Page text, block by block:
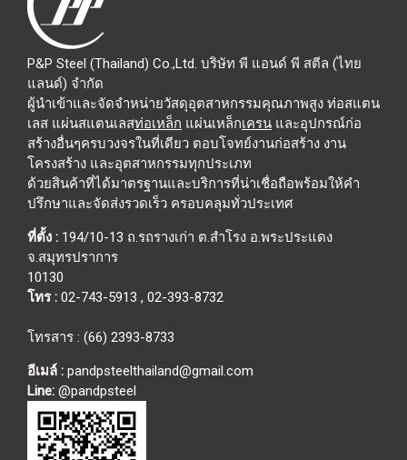
P&P Steel (Thailand) Co.,Ltd. บริษัท พี แอนด์ พี สตีล (ไทย
แลนด์) จำกัด
ผู้นำเข้าและจัดจำหน่ายวัสดุอุตสาหกรรมคุณภาพสูง ท่อสแตน
เลส แผ่นสแตนเลสท่อเหล็ก แผ่นเหล็กเครน และอุปกรณ์ก่อ
สร้างอื่นๆครบวงจรในที่เดียว ตอบโจทย์งานก่อสร้าง งาน
โครงสร้าง และอุตสาหกรรมทุกประเภท
ด้วยสินค้าที่ได้มาตรฐานและบริการที่น่าเชื่อถือพร้อมให้คำ
ปรึกษาและจัดส่งรวดเร็ว ครอบคลุมทั่วประเทศ
ที่ตั้ง : 194/10-13 ถ.รถรางเก่า ต.สำโรง อ.พระประแดง
จ.สมุทรปราการ
10130
โทร : 02-743-5913 , 02-393-8732
โทรสาร : (66) 2393-8733
อีเมล์ : pandpsteelthailand@gmail.com
Line: @pandpsteel